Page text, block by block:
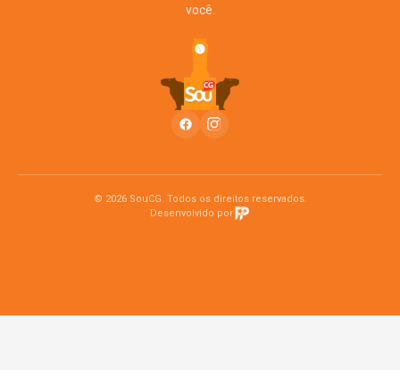
você.
© 2026 SouCG. Todos os direitos reservados.
Desenvolvido por